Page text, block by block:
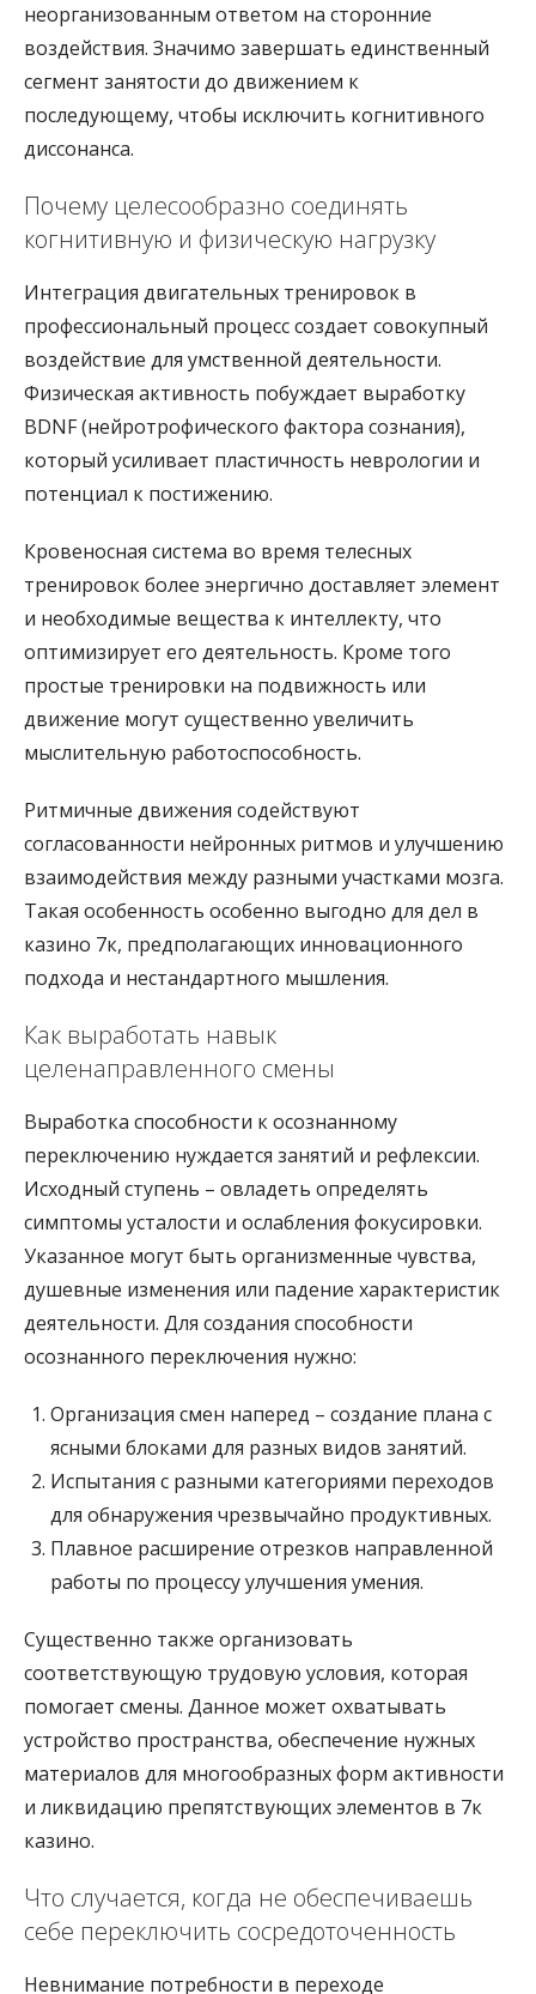
неорганизованным ответом на сторонние
воздействия. Значимо завершать единственный
сегмент занятости до движением к
последующему, чтобы исключить когнитивного
диссонанса.
Почему целесообразно соединять
когнитивную и физическую нагрузку
Интеграция двигательных тренировок в
профессиональный процесс создает совокупный
воздействие для умственной деятельности.
Физическая активность побуждает выработку
BDNF (нейротрофического фактора сознания),
который усиливает пластичность неврологии и
потенциал к постижению.
Кровеносная система во время телесных
тренировок более энергично доставляет элемент
и необходимые вещества к интеллекту, что
оптимизирует его деятельность. Кроме того
простые тренировки на подвижность или
движение могут существенно увеличить
мыслительную работоспособность.
Ритмичные движения содействуют
согласованности нейронных ритмов и улучшению
взаимодействия между разными участками мозга.
Такая особенность особенно выгодно для дел в
казино 7к, предполагающих инновационного
подхода и нестандартного мышления.
Как выработать навык
целенаправленного смены
Выработка способности к осознанному
переключению нуждается занятий и рефлексии.
Исходный ступень – овладеть определять
симптомы усталости и ослабления фокусировки.
Указанное могут быть организменные чувства,
душевные изменения или падение характеристик
деятельности. Для создания способности
осознанного переключения нужно:
Организация смен наперед – создание плана с
ясными блоками для разных видов занятий.
Испытания с разными категориями переходов
для обнаружения чрезвычайно продуктивных.
Плавное расширение отрезков направленной
работы по процессу улучшения умения.
Существенно также организовать
соответствующую трудовую условия, которая
помогает смены. Данное может охватывать
устройство пространства, обеспечение нужных
материалов для многообразных форм активности
и ликвидацию препятствующих элементов в 7к
казино.
Что случается, когда не обеспечиваешь
себе переключить сосредоточенность
Невнимание потребности в переходе